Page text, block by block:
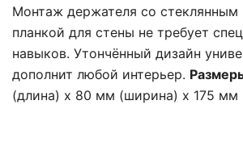
Монтаж держателя со стеклянным
планкой для стены не требует
навыков. Утончённый дизайн
дополнит любой интерьер.
(длина) х 80 мм (ширина) х 175 мм